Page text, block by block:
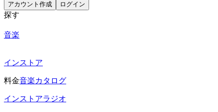
アカウント作成 ログイン
探す
音楽
インストア
料金音楽カタログ
インストアラジオ